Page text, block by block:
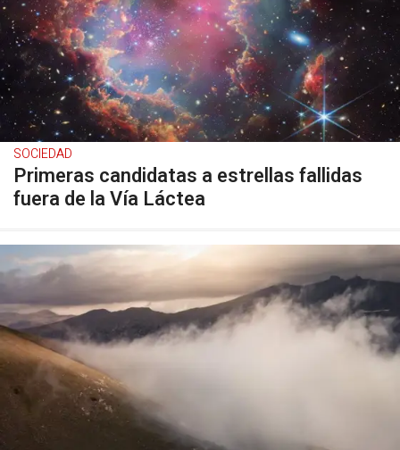
SOCIEDAD
Primeras candidatas a estrellas fallidas
fuera de la Vía Láctea